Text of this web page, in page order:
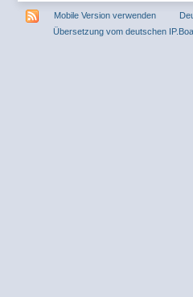
Mobile Version verwenden
Übersetzung vom deutschen